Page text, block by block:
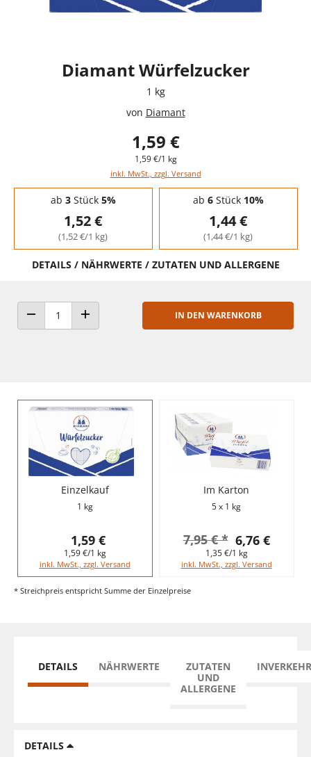
Diamant Würfelzucker
1 kg
von Diamant
1,59 €
1,59 €/1 kg
inkl. MwSt., zzgl. Versand
Staffelpreise - Mengenrabatt
ab 3Stück 5%
1,52 €
(1,52 €/1 kg)
ab 6Stück 10%
1,44 €
(1,44 €/1 kg)
DETAILS / NÄHRWERTE / ZUTATEN UND ALLERGENE
ANZAHL VERRINGERNANZAHL ERHÖHEN
IN DEN WARENKORB
Einzelkauf
1 kg
1,59 €
1,59 €/1 kg
inkl. MwSt., zzgl. Versand
Im Karton
5 x 1 kg
6,76 €
7,95 € *
1,35 €/1 kg
inkl. MwSt., zzgl. Versand
* Streichpreis entspricht Summe der Einzelpreise
DETAILS NÄHRWERTE
ZUTATEN
UND
ALLERGENE
DETAILS